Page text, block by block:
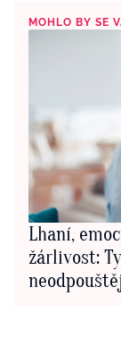
MOHLO BY SE
Lhaní,
žárlivost: